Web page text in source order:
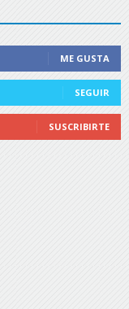
ME GUSTA
SEGUIR
SUSCRIBIRTE